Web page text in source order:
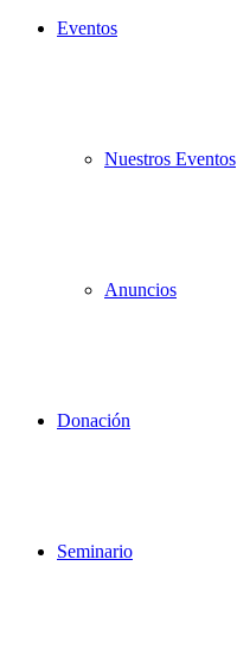
Eventos
Nuestros Eventos
Anuncios
Donación
Seminario